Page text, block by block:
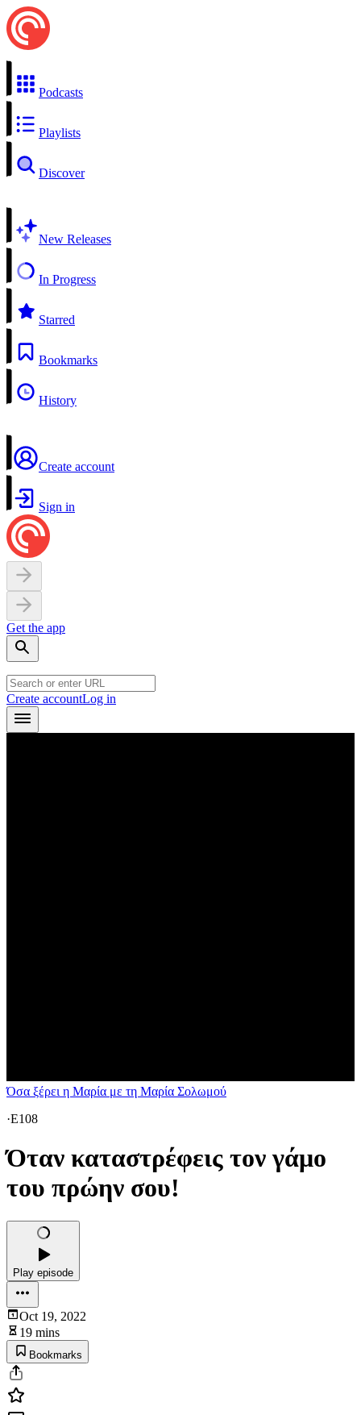
Podcasts
Playlists
Discover
New Releases
In Progress
Starred
Bookmarks
History
Create account
Sign in
Get the app
Create accountLog in
Όσα ξέρει η Μαρία με τη Μαρία Σολωμού
·E108
Όταν καταστρέφεις τον γάμο
του πρώην σου!
Play episode
Oct 19, 2022
19 mins
Bookmarks